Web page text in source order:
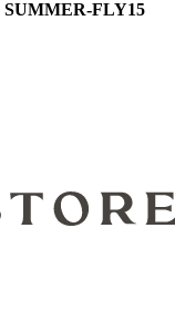
SUMMER-FLY15